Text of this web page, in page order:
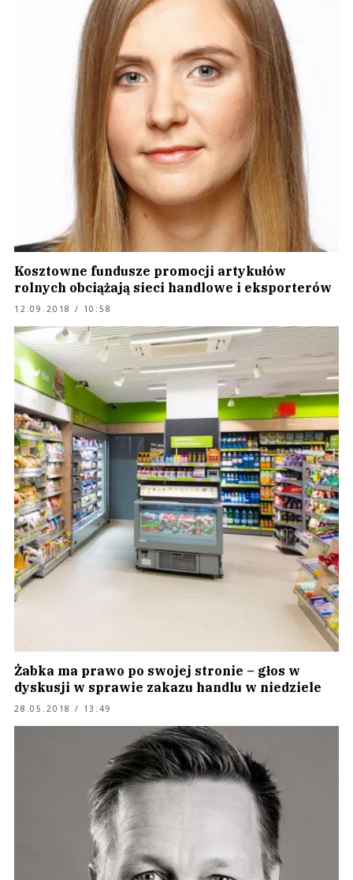
Kosztowne fundusze promocji artykułów
rolnych obciążają sieci handlowe i eksporterów
12.09.2018 / 10:58
Żabka ma prawo po swojej stronie – głos w
dyskusji w sprawie zakazu handlu w niedziele
28.05.2018 / 13:49